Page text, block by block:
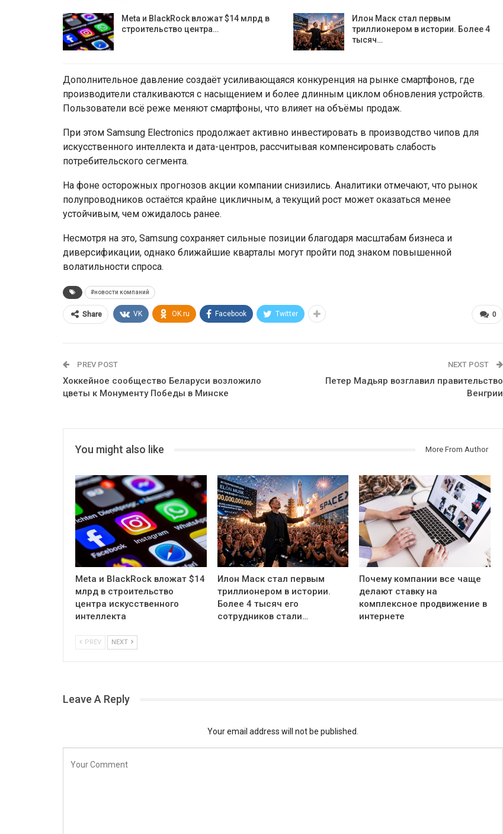
Meta и BlackRock вложат $14 млрд в
строительство центра…
Илон Маск стал первым
триллионером в истории. Более 4
тысяч…
Дополнительное давление создаёт усиливающаяся конкуренция на рынке смартфонов, где
производители сталкиваются с насыщением и более длинным циклом обновления устройств.
Пользователи всё реже меняют смартфоны, что влияет на объёмы продаж.
При этом Samsung Electronics продолжает активно инвестировать в производство чипов для
искусственного интеллекта и дата-центров, рассчитывая компенсировать слабость
потребительского сегмента.
На фоне осторожных прогнозов акции компании снизились. Аналитики отмечают, что рынок
полупроводников остаётся крайне цикличным, а текущий рост может оказаться менее
устойчивым, чем ожидалось ранее.
Несмотря на это, Samsung сохраняет сильные позиции благодаря масштабам бизнеса и
диверсификации, однако ближайшие кварталы могут пройти под знаком повышенной
волатильности спроса.
#новости компаний
0
Share VK OK.ru Facebook Twitter
PREV POST
Хоккейное сообщество Беларуси возложило
цветы к Монументу Победы в Минске
NEXT POST
Петер Мадьяр возглавил правительство
Венгрии
You might also like More From Author
Meta и BlackRock вложат $14
млрд в строительство
центра искусственного
интеллекта
Илон Маск стал первым
триллионером в истории.
Более 4 тысяч его
сотрудников стали…
Почему компании все чаще
делают ставку на
комплексное продвижение в
интернете
PREV NEXT
Leave A Reply
Your email address will not be published.